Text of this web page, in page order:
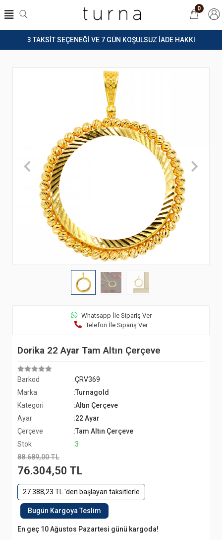
3 TAKSİT SEÇENEĞİ VE 7 GÜN KOŞULSUZ İADE HAKKI
0
Whatsapp İle Sipariş Ver
Telefon İle Sipariş Ver
Dorika 22 Ayar Tam Altın Çerçeve
Barkod
:ÇRV369
Marka
:Turnagold
Kategori
:Altın Çerçeve
Ayar
:22 Ayar
Çerçeve
:Tam Altın Çerçeve
Stok
:3
88.689,00 TL
76.304,50 TL
27.388,23 TL 'den başlayan taksitlerle
Bugün Kargoya Teslim
En geç 10 Ağustos Pazartesi günü kargoda!